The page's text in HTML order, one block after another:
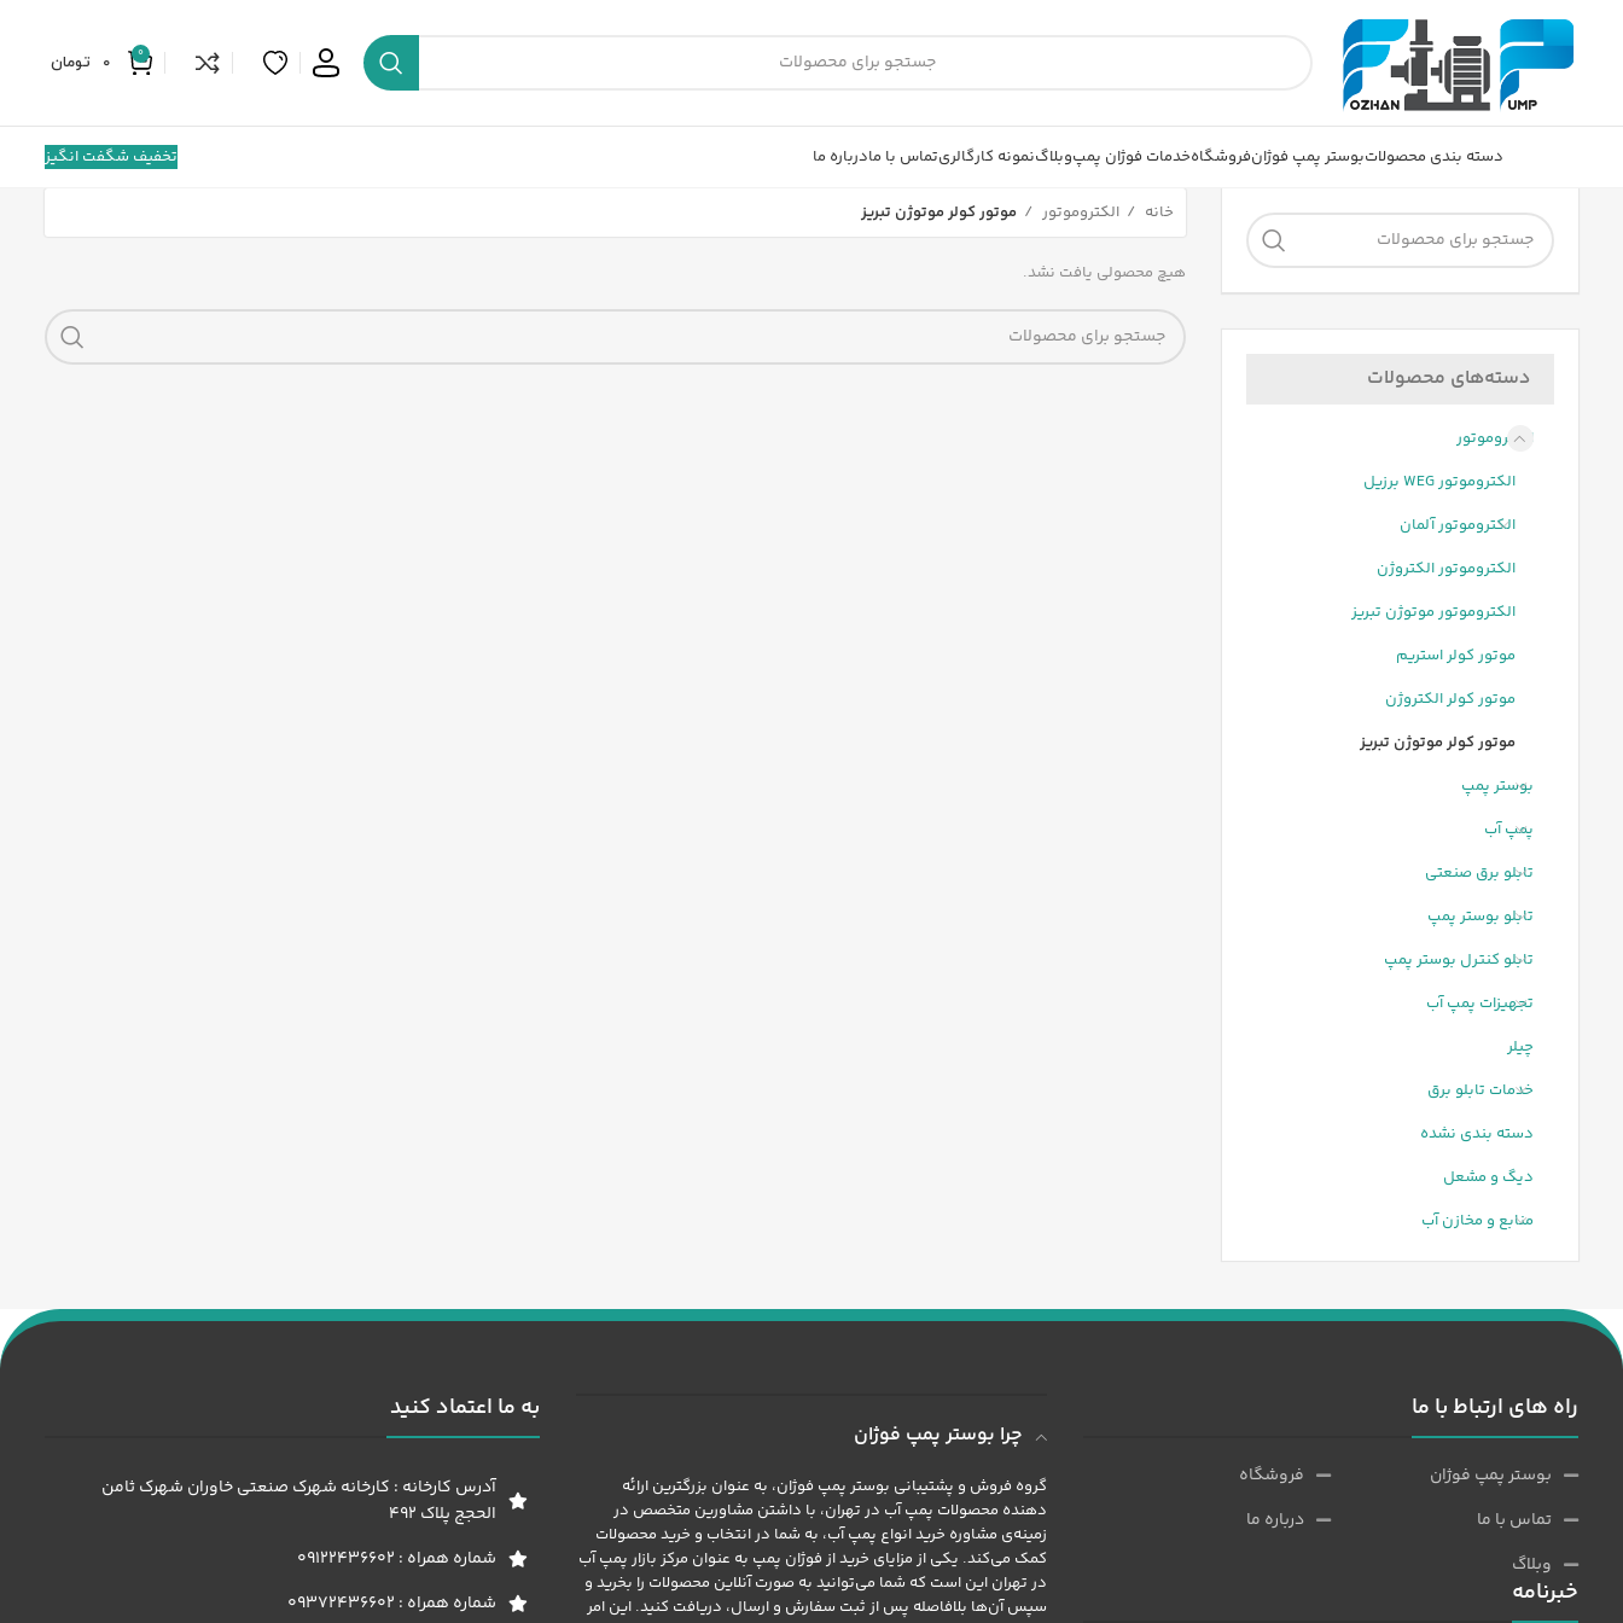
0
0 تومان
دسته بندی محصولاتبوستر پمپ فوژانفروشگاهخدمات فوژان پمپوبلاگنمونه کارگالریتماس با مادرباره ما تخفیف شگفت انگیز
دسته‌های محصولات
الکتروموتور
الکتروموتور WEG برزیل
الکتروموتور آلمان
الکتروموتور الکتروژن
الکتروموتور موتوژن تبریز
موتور کولر استریم
موتور کولر الکتروژن
موتور کولر موتوژن تبریز
بوستر پمپ
پمپ آب
تابلو برق صنعتی
تابلو بوستر پمپ
تابلو کنترل بوستر پمپ
تجهیزات پمپ آب
چیلر
خدمات تابلو برق
دسته بندی نشده
دیگ و مشعل
منابع و مخازن آب
خانه الکتروموتور موتور کولر موتوژن تبریز
هیچ محصولی یافت نشد.
راه های ارتباط با ما
بوستر پمپ فوژان
تماس با ما
وبلاگ
فروشگاه
درباره ما
خبرنامه
چرا بوستر پمپ فوژان
گروه فروش و پشتیبانی بوستر پمپ فوژان، به عنوان بزرگترین ارائه
دهنده محصولات پمپ آب در تهران، با داشتن مشاورین متخصص در
زمینه‌ی مشاوره خرید انواع پمپ آب، به شما در انتخاب و خرید محصولات
کمک می‌کند. یکی از مزایای خرید از فوژان پمپ به عنوان مرکز بازار پمپ آب
در تهران این است که شما می‌توانید به صورت آنلاین محصولات را بخرید و
سپس آن‌ها بلافاصله پس از ثبت سفارش و ارسال، دریافت کنید. این امر
به ما اعتماد کنید
آدرس کارخانه : کارخانه شهرک صنعتی خاوران شهرک ثامن
الحجج پلاک 492
شماره همراه : 09122436602
شماره همراه : 09372436602